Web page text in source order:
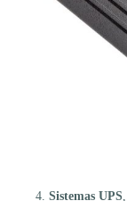
Sistemas UPS